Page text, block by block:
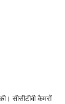
सीसीटीवी कैमरों